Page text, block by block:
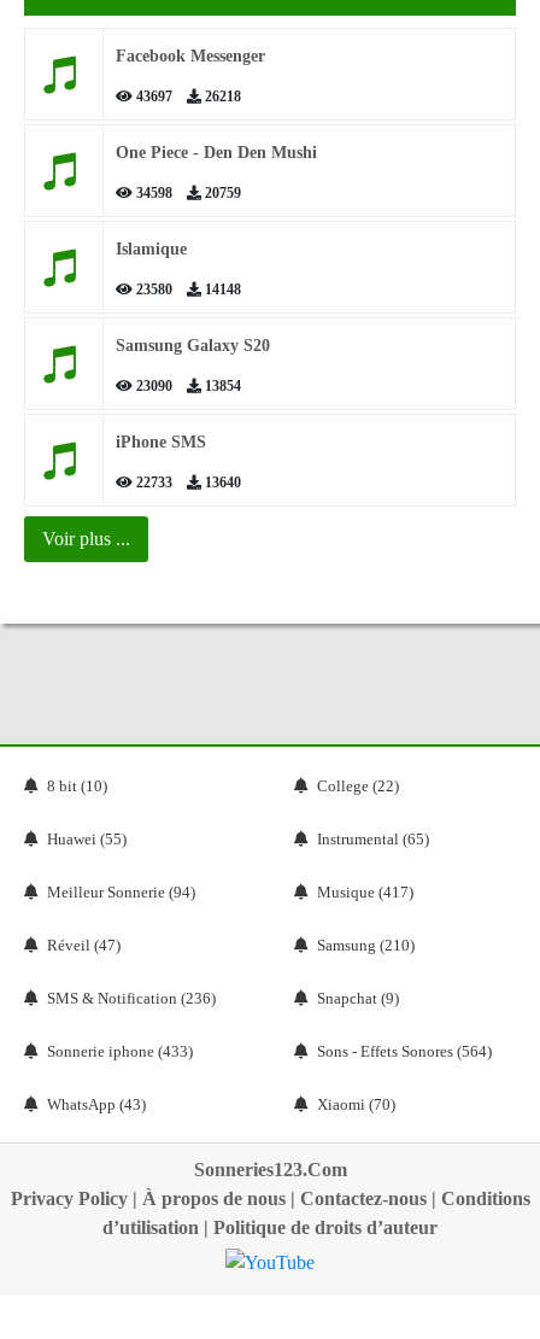
Facebook Messenger
43697 26218
One Piece - Den Den Mushi
34598 20759
Islamique
23580 14148
Samsung Galaxy S20
23090 13854
iPhone SMS
22733 13640
Voir plus ...
8 bit (10) College (22)
Huawei (55) Instrumental (65)
Meilleur Sonnerie (94) Musique (417)
Réveil (47) Samsung (210)
SMS & Notification (236) Snapchat (9)
Sonnerie iphone (433) Sons - Effets Sonores (564)
WhatsApp (43) Xiaomi (70)
Sonneries123.Com
Privacy Policy| À propos de nous| Contactez-nous| Conditions
d’utilisation | Politique de droits d’auteur